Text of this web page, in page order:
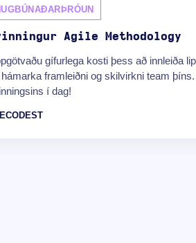
Agile Methodology
gífurlega kosti þess að innleiða
framleiðni og skilvirkni team
í dag!